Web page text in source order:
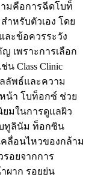
มคือการฉีดโบท็
ำหรับตัวเอง โดย
ละข้อควรระวัง
เพราะการเลือก
Class Clinic
ลัพธ์และความ
น้า โบท็อกซ์ ช่วย
มในการดูแลผิว
ทูลินัม ท็อกซิน
คลื่อนไหวของกล้าม
รอยจากการ
ผาก รอยย่น